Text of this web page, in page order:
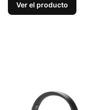
Ver el producto